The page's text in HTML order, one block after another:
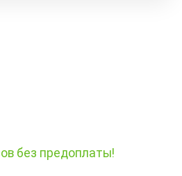
без предоплаты!